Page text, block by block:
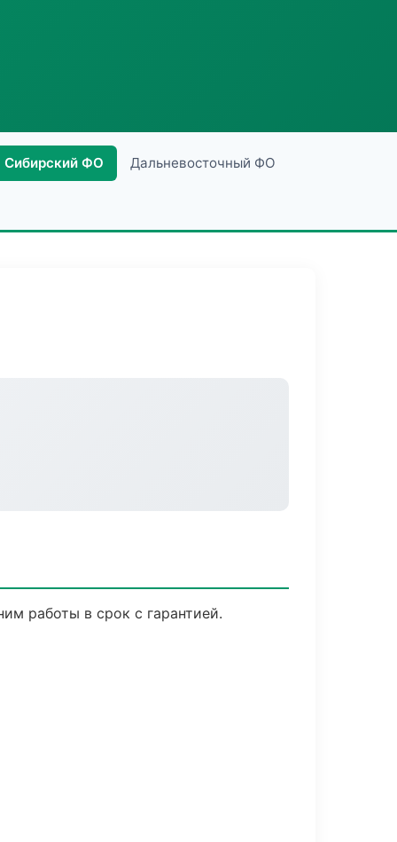
Сибирский ФО Дальневосточный ФО
работы в срок с гарантией.